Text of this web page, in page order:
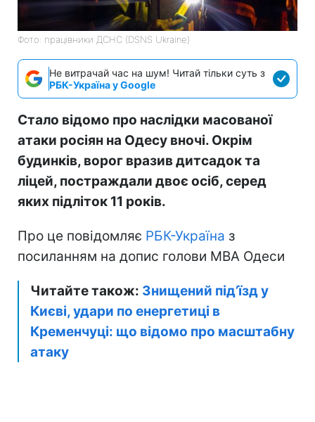
Фото: працівники ДСНС (DSNS Ukraine)
Не витрачай час на шум! Читай тільки суть з
РБК-Україна у Google
Стало відомо про наслідки масованої
атаки росіян на Одесу вночі. Окрім
будинків, ворог вразив дитсадок та
ліцей, постраждали двоє осіб, серед
яких підліток 11 років.
Про це повідомляє РБК-Україна з
посиланням на допис голови МВА Одеси
Читайте також: Знищений під’їзд у
Києві, удари по енергетиці в
Кременчуці: що відомо про масштабну
атаку